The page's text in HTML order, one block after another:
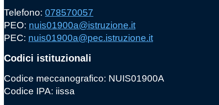
Telefono: 078570057
PEO: nuis01900a@istruzione.it
PEC: nuis01900a@pec.istruzione.it
Codici istituzionali
Codice meccanografico: NUIS01900A
Codice IPA: iissa